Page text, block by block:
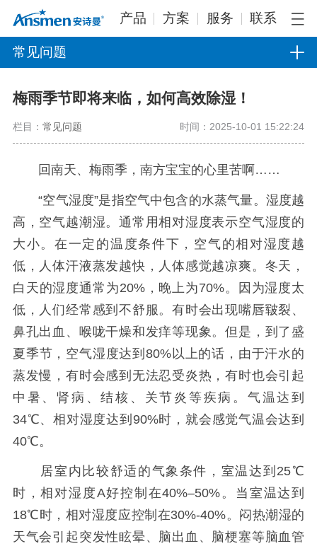
产品 方案 服务 联系
常见问题
梅雨季节即将来临，如何高效除湿！
栏目： 常见问题 时间：2025-10-01 15:22:24
回南天、梅雨季，南方宝宝的心里苦啊……
“空气湿度”是指空气中包含的水蒸气量。湿度越
高，空气越潮湿。通常用相对湿度表示空气湿度的
大小。在一定的温度条件下，空气的相对湿度越
低，人体汗液蒸发越快，人体感觉越凉爽。冬天，
白天的湿度通常为20%，晚上为70%。因为湿度太
低，人们经常感到不舒服。有时会出现嘴唇皲裂、
鼻孔出血、喉咙干燥和发痒等现象。但是，到了盛
夏季节，空气湿度达到80%以上的话，由于汗水的
蒸发慢，有时会感到无法忍受炎热，有时也会引起
中暑、肾病、结核、关节炎等疾病。气温达到
34℃、相对湿度达到90%时，就会感觉气温会达到
40℃。
居室内比较舒适的气象条件，室温达到25℃
时，相对湿度A好控制在40%–50%。当室温达到
18℃时，相对湿度应控制在30%-40%。闷热潮湿的
天气会引起突发性眩晕、脑出血、脑梗塞等脑血管